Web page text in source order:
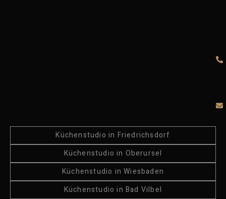
Küchenstudio in Friedrichsdorf
Küchenstudio in Oberursel
Küchenstudio in Wiesbaden
Küchenstudio in Bad Vilbel